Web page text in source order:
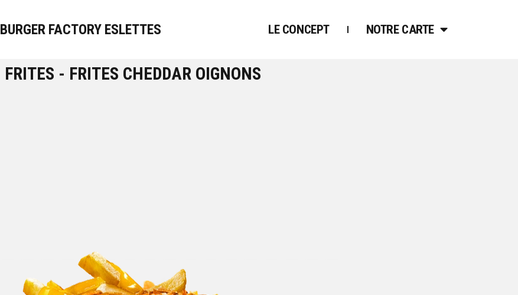
BURGER FACTORY ESLETTES LE CONCEPT NOTRE CARTE
FRITES - FRITES CHEDDAR OIGNONS